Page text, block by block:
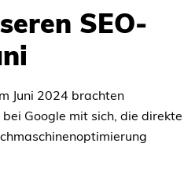
SEO-
Juni 2024 brachten
Google mit sich, die direkte